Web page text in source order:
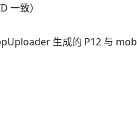
一致）
生成的 P12 与